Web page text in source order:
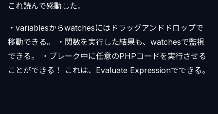
これ読んで感動した。
・variablesからwatchesにはドラッグアンドドロップで
移動できる。 ・関数を実行した結果も、watchesで監視
できる。 ・ブレーク中に任意のPHPコードを実行させる
ことができる！ これは、Evaluate Expressionでできる。